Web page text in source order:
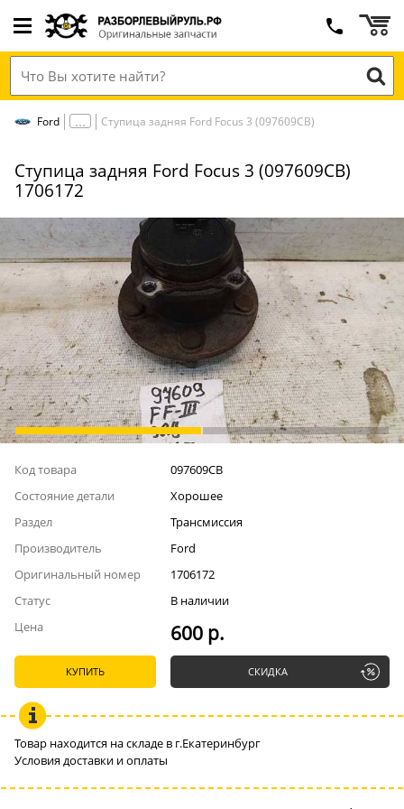
Ford Ступица задняя Ford Focus 3 (097609СВ)
Ступица задняя Ford Focus 3 (097609СВ)
1706172
Код товара
097609СВ
Состояние детали
Хорошее
Раздел
Трансмиссия
Производитель
Ford
Оригинальный номер
1706172
Статус
В наличии
Цена
600 р.
КУПИТЬ СКИДКА
Товар находится на складе в г.Екатеринбург
Условия доставки и оплаты